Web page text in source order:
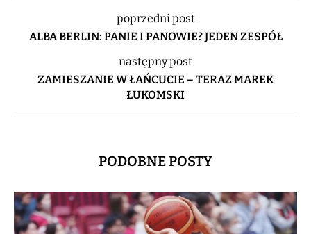
poprzedni post
ALBA BERLIN: PANIE I PANOWIE? JEDEN ZESPÓŁ
następny post
ZAMIESZANIE W ŁAŃCUCIE – TERAZ MAREK
ŁUKOMSKI
PODOBNE POSTY